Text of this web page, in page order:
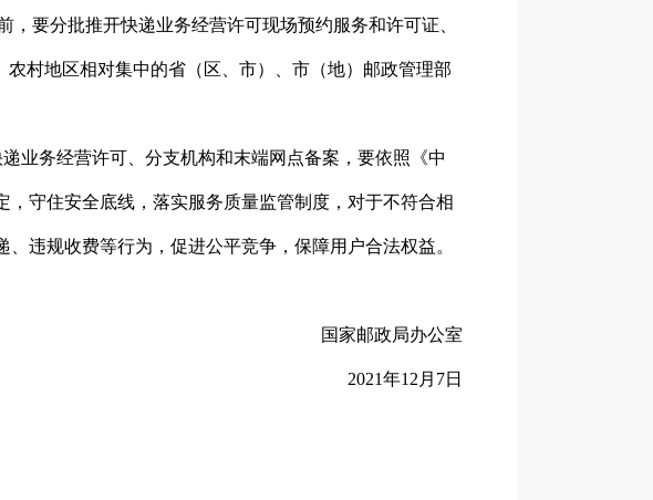
，要分批推开快递业务经营许可现场预约服务和许可证、
村地区相对集中的省（区、市）、市（地）邮政管理部
业务经营许可、分支机构和末端网点备案，要依照《中
守住安全底线，落实服务质量监管制度，对于不符合相
违规收费等行为，促进公平竞争，保障用户合法权益。
国家邮政局办公室
2021年12月 7日